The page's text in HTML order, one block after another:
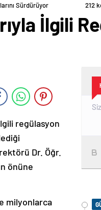
Sürdürüyor 212
İlgili
regülasyon
Dr. Öğr.
önüne
milyonlarca